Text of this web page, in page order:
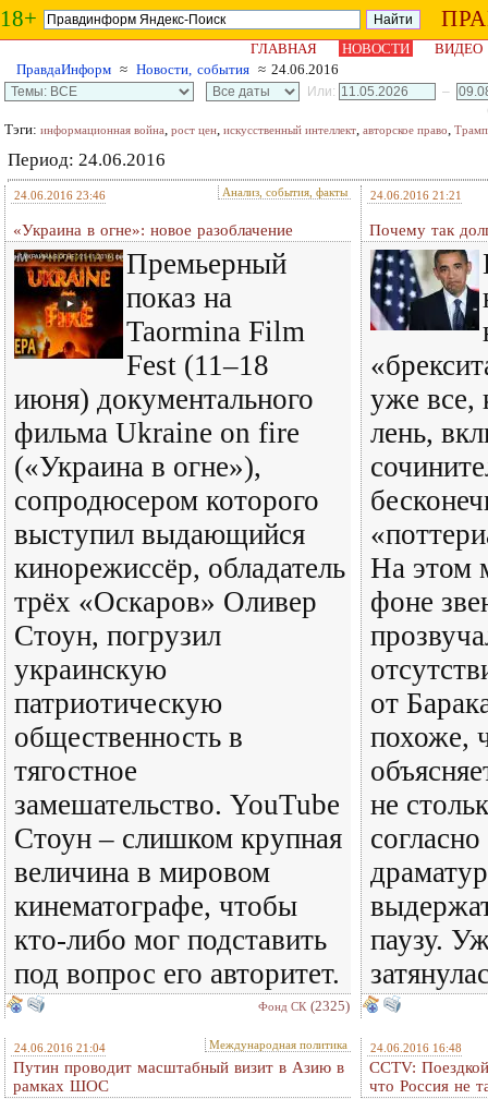
18+
ГЛАВНАЯ НОВОСТИ
ВИДЕО
ПравдаИнформ ≈ Новости, события ≈ 24.06.2016
Или:
–
Тэги: информационная война, рост цен, искусственный интеллект, авторское право, Трамп
Период: 24.06.2016
24.06.2016 23:46 Анализ, события, факты
«Украина в огне»: новое разоблачение
Премьерный
показ на
Taormina Film
Fest (11–18
июня) документального
фильма Ukraine on fire
(«Украина в огне»),
сопродюсером которого
выступил выдающийся
кинорежиссёр, обладатель
трёх «Оскаров» Оливер
Стоун, погрузил
украинскую
патриотическую
общественность в
тягостное
замешательство. YouTube
Стоун – слишком крупная
величина в мировом
кинематографе, чтобы
кто-либо мог подставить
под вопрос его авторитет.
Фонд СК (2325)
24.06.2016 21:21
Почему так
уже все,
лень,
На этом
фоне
от
похоже,
не
паузу.
24.06.2016 21:04 Международная политика
Путин проводит масштабный визит в Азию в
рамках ШОС
24.06.2016 16:48
CCTV:
что Россия не